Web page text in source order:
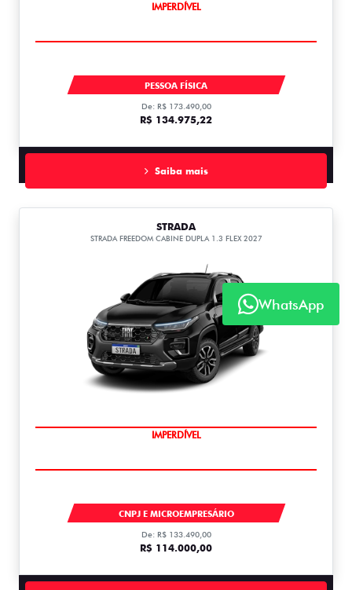
IMPERDÍVEL
FASTBACK
PESSOA FÍSICA
De: R$ 173.490,00
R$ 134.975,22
Saiba mais
STRADA
STRADA FREEDOM CABINE DUPLA 1.3 FLEX 2027
IMPERDÍVEL
CNPJ E MICROEMPRESÁRIO
De: R$ 133.490,00
R$ 114.000,00
WhatsApp